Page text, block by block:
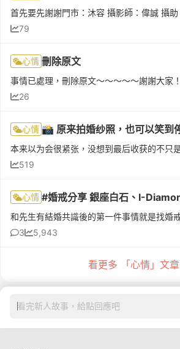
79
心情 刪除原文
事情已處理，刪除原文～～～～～謝謝大家！
26
心情
519
心情
3
5,943
看更多 「心情」文章
看完新人故事，給點回應吧